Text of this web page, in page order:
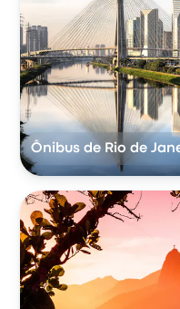
Ônibus de Rio de